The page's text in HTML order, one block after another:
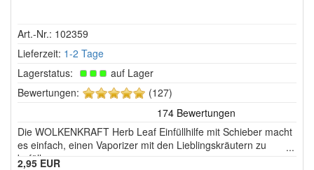
Art.-Nr.: 102359
Lieferzeit: 1-2 Tage
Lagerstatus:
auf Lager
Bewertungen:
5
Sternen!
(127)
Die WOLKENKRAFT Herb Leaf Einfüllhilfe mit Schieber macht
es einfach, einen Vaporizer mit den Lieblingskräutern zu
befüllen.
2,95 EUR